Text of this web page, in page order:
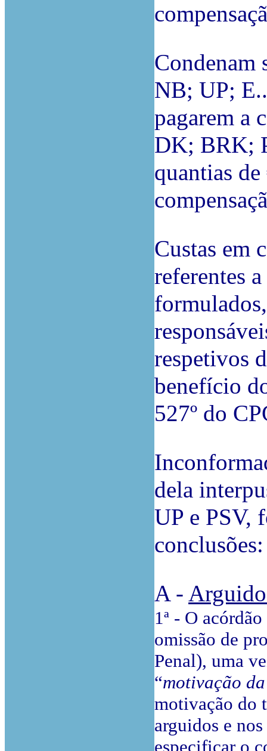
Condenam
NB; UP;
pagarem a
DK; BRK;
quantias
Custas em
referentes
respetivos
benefício
527º do
dela
UP e PSV,
conclusões:
A -
1ª - O
omissão de
Penal), uma
“motivação
motivação do
arguidos e
especificar o